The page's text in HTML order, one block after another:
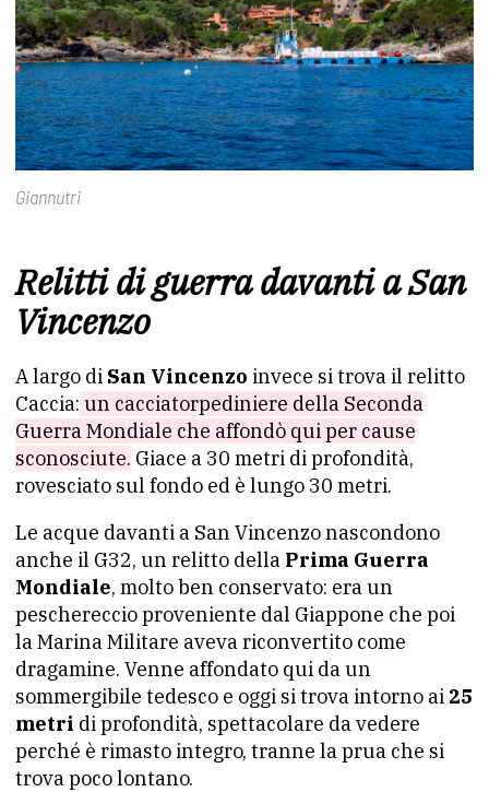
Giannutri
Relitti di guerra davanti a San
Vincenzo
A largo di San Vincenzo invece si trova il relitto
Caccia: un cacciatorpediniere della Seconda
Guerra Mondiale che affondò qui per cause
sconosciute. Giace a 30 metri di profondità,
rovesciato sul fondo ed è lungo 30 metri.
Le acque davanti a San Vincenzo nascondono
anche il G32, un relitto della Prima Guerra
Mondiale, molto ben conservato: era un
peschereccio proveniente dal Giappone che poi
la Marina Militare aveva riconvertito come
dragamine. Venne affondato qui da un
sommergibile tedesco e oggi si trova intorno ai 25
metri di profondità, spettacolare da vedere
perché è rimasto integro, tranne la prua che si
trova poco lontano.